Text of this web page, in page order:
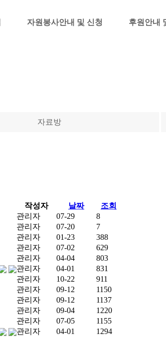
자원봉사안내 및 신청 후원안내
자료방
작성자 날짜
조회
관리자 07-29
8
관리자 07-20
7
관리자 01-23
388
관리자 07-02
629
관리자 04-04
803
관리자 04-01
831
관리자 10-22
911
관리자 09-12
1150
관리자 09-12
1137
관리자 09-04
1220
관리자 07-05
1155
관리자 04-01
1294